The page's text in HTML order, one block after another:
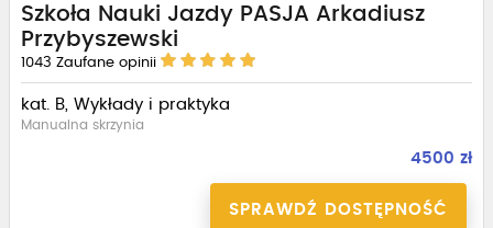
Szkoła Nauki Jazdy PASJA Arkadiusz
Przybyszewski
1043 Zaufane opinii
kat. B, Wykłady i praktyka
Manualna skrzynia
4500 zł
SPRAWDŹ DOSTĘPNOŚĆ